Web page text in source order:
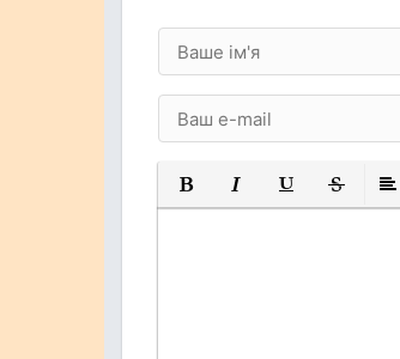
ЖирнийКурсивПідкреслений